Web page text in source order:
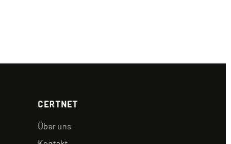
CERTNET
Über uns